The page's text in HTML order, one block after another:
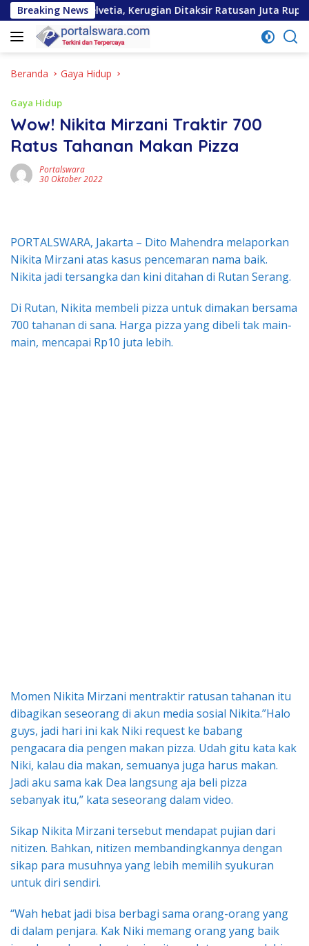
Langsung
ke
konten
Breaking News
Helvetia, Kerugian Ditaksir Ratusan Juta Rupiah
Beranda Gaya Hidup
Gaya Hidup
Wow! Nikita Mirzani Traktir 700
Ratus Tahanan Makan Pizza
Portalswara
30 Oktober 2022
PORTALSWARA, Jakarta – Dito Mahendra melaporkan
Nikita Mirzani atas kasus pencemaran nama baik.
Nikita jadi tersangka dan kini ditahan di Rutan Serang.
Di Rutan, Nikita membeli pizza untuk dimakan bersama
700 tahanan di sana. Harga pizza yang dibeli tak main-
main, mencapai Rp10 juta lebih.
Momen Nikita Mirzani mentraktir ratusan tahanan itu
dibagikan seseorang di akun media sosial Nikita.”Halo
guys, jadi hari ini kak Niki request ke babang
pengacara dia pengen makan pizza. Udah gitu kata kak
Niki, kalau dia makan, semuanya juga harus makan.
Jadi aku sama kak Dea langsung aja beli pizza
sebanyak itu,” kata seseorang dalam video.
Sikap Nikita Mirzani tersebut mendapat pujian dari
nitizen. Bahkan, nitizen membandingkannya dengan
sikap para musuhnya yang lebih memilih syukuran
untuk diri sendiri.
“Wah hebat jadi bisa berbagi sama orang-orang yang
di dalam penjara. Kak Niki memang orang yang baik